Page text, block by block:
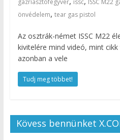
önvédelem, tear gas pistol
Az osztrák-német ISSC M22
kivitelére mind videó, mint
azonban a vele
Tudj meg többet!
Kövess bennünket